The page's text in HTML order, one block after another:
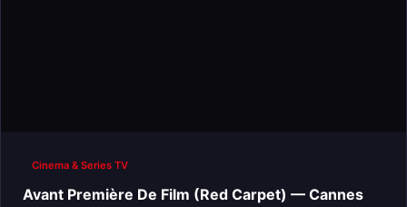
Cinema & Series TV
Avant Première De Film (Red Carpet) — Cannes